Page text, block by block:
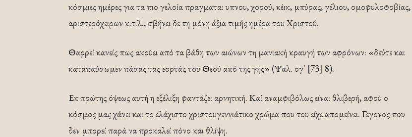
κόσμιες ημέρες για τα πιο γελοία πρα­γματα: υ­­­πνου, χορού, κέικ, ­μπύρας, γέλιου, ο­­­μοφυλοφοβίας,
αριστερόχειρων κ.τ.λ., σβήνει δε τη μόνη άξια τιμής ημέρα του Χριστού.
Θαρρεί κανείς πως ακούει από τα βάθη των αιώνων τη μανιακή κραυγή των αφρόνων: «δεύτε και
καταπαύσωμεν πάσας τας εορτάς του Θεού από της γης» (Ψαλ. ογ΄ [73] 8).
Εκ πρώτης όψεως αυτή η εξέλιξη φαν­τάζει αρνητική. Καί αναμφιβόλως είναι θλιβερή, αφού ο
κόσμος μας χάνει και το ελάχιστο χριστουγεννιάτικο χρώμα που του είχε απομείνει. Γεγο­νος που
δεν μπορεί παρά να προκαλεί πόνο και θλίψη.